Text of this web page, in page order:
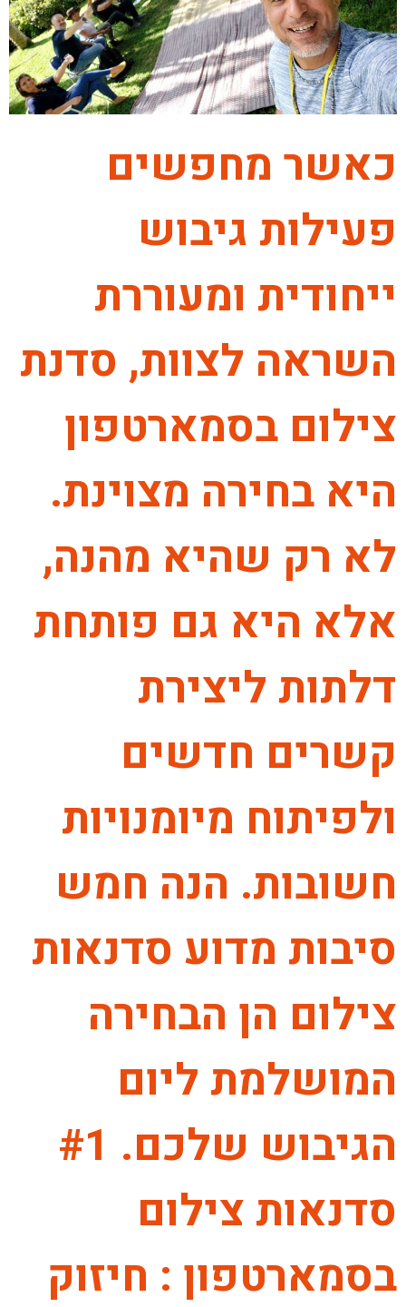
כאשר מחפשים
פעילות גיבוש
ייחודית ומעוררת
השראה לצוות, סדנת
צילום בסמארטפון
היא בחירה מצוינת.
לא רק שהיא מהנה,
אלא היא גם פותחת
דלתות ליצירת
קשרים חדשים
ולפיתוח מיומנויות
חשובות. הנה חמש
סיבות מדוע סדנאות
צילום הן הבחירה
המושלמת ליום
הגיבוש שלכם. #1
סדנאות צילום
בסמארטפון : חיזוק